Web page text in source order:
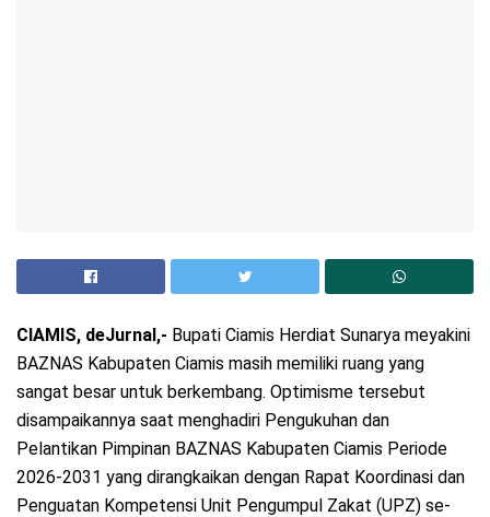
CIAMIS, deJurnal,- Bupati Ciamis Herdiat Sunarya meyakini
BAZNAS Kabupaten Ciamis masih memiliki ruang yang
sangat besar untuk berkembang. Optimisme tersebut
disampaikannya saat menghadiri Pengukuhan dan
Pelantikan Pimpinan BAZNAS Kabupaten Ciamis Periode
2026-2031 yang dirangkaikan dengan Rapat Koordinasi dan
Penguatan Kompetensi Unit Pengumpul Zakat (UPZ) se-